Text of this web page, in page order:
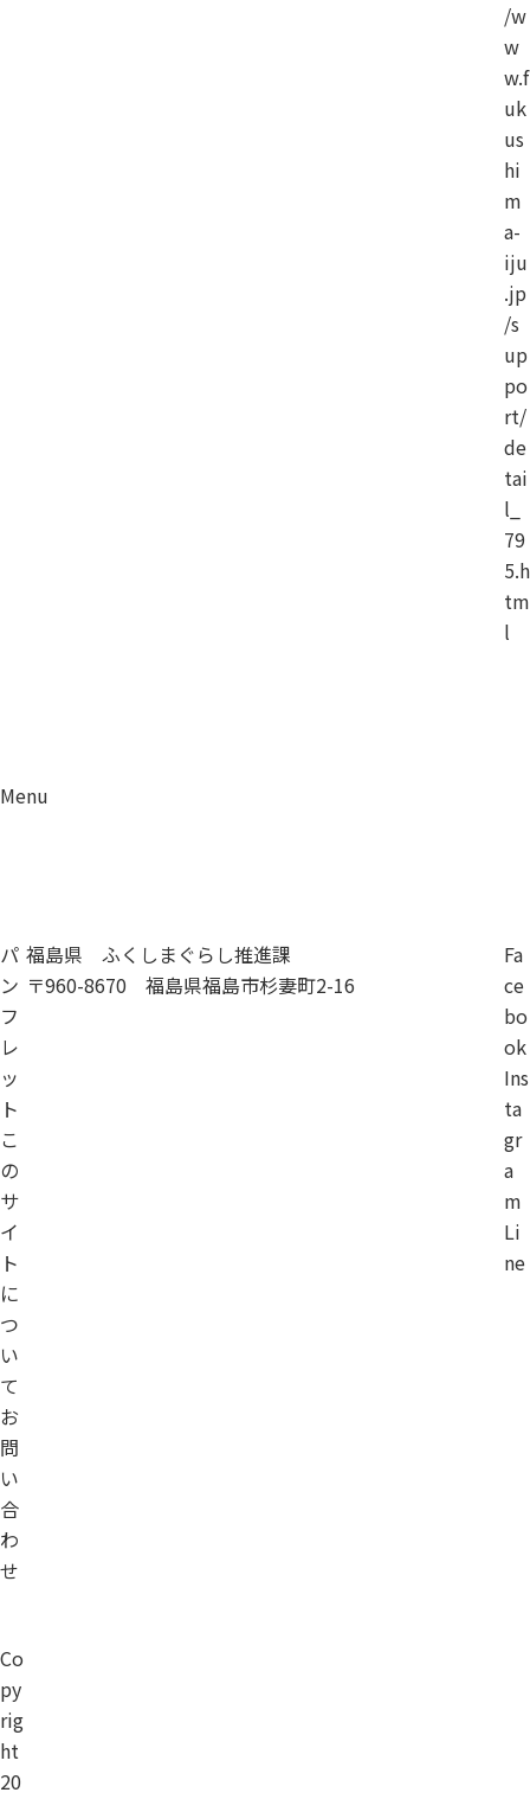
/w
w
w.f
uk
us
hi
m
a-
iju
.jp
/s
up
po
rt/
de
tai
l_
79
5.h
tm
l
Menu
パ
ン
フ
レ
ッ
ト
こ
の
サ
イ
ト
に
つ
い
て
お
問
い
合
わ
せ
福島県 ふくしまぐらし推進課
〒960-8670 福島県福島市杉妻町2-16
Fa
ce
bo
ok
Ins
ta
gr
a
m
Li
ne
Co
py
rig
ht
20